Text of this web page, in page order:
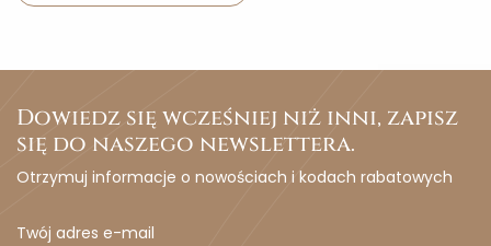
Dowiedz się wcześniej niż inni, zapisz
się do naszego newslettera.
Otrzymuj informacje o nowościach i kodach rabatowych